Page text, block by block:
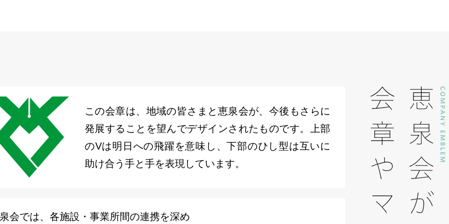
この会章は、地域の皆さまと恵泉会が、今後もさらに
発展することを望んでデザインされたものです。上部
のVは明日への飛躍を意味し、下部のひし型は互いに
助け合う手と手を表現しています。
会では、各施設・事業所間の連携を深め